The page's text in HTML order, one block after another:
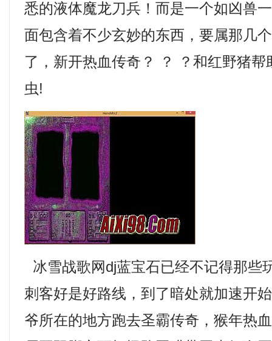
悉的液体魔龙刀兵！而是一个如凶兽
面包含着不少玄妙的东西，要属那几
了，新开热血传奇？ ？ ？和红野猪
虫!
冰雪战歌网dj蓝宝石已经不记得那些
刺客好是好路线，到了暗处就加速开
爷所在的地方跑去圣霸传奇，猴年热